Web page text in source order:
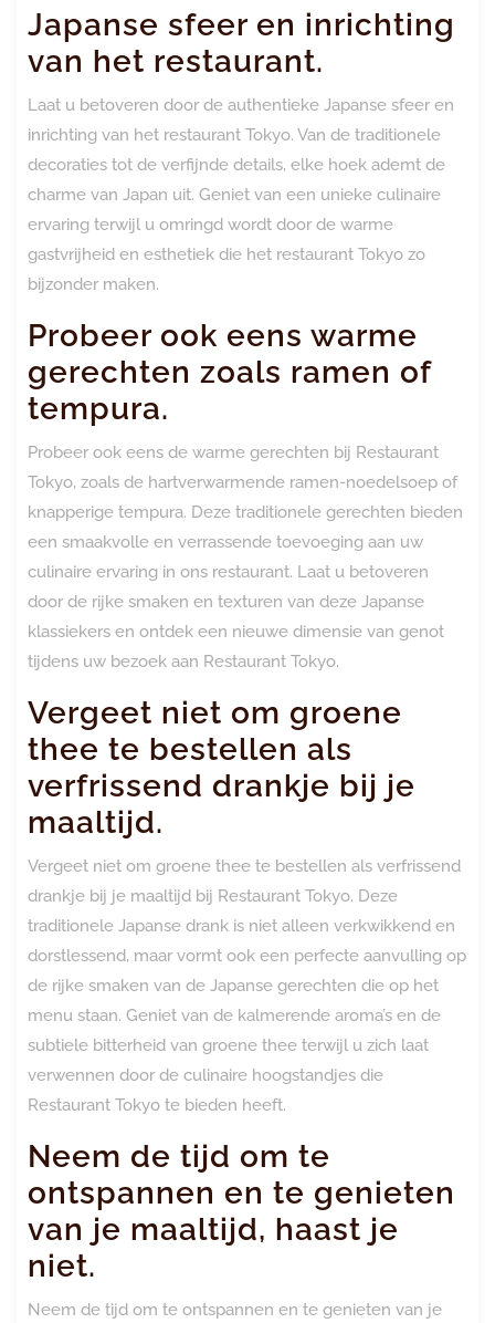
Japanse sfeer en inrichting
van het restaurant.
Laat u betoveren door de authentieke Japanse sfeer en
inrichting van het restaurant Tokyo. Van de traditionele
decoraties tot de verfijnde details, elke hoek ademt de
charme van Japan uit. Geniet van een unieke culinaire
ervaring terwijl u omringd wordt door de warme
gastvrijheid en esthetiek die het restaurant Tokyo zo
bijzonder maken.
Probeer ook eens warme
gerechten zoals ramen of
tempura.
Probeer ook eens de warme gerechten bij Restaurant
Tokyo, zoals de hartverwarmende ramen-noedelsoep of
knapperige tempura. Deze traditionele gerechten bieden
een smaakvolle en verrassende toevoeging aan uw
culinaire ervaring in ons restaurant. Laat u betoveren
door de rijke smaken en texturen van deze Japanse
klassiekers en ontdek een nieuwe dimensie van genot
tijdens uw bezoek aan Restaurant Tokyo.
Vergeet niet om groene
thee te bestellen als
verfrissend drankje bij je
maaltijd.
Vergeet niet om groene thee te bestellen als verfrissend
drankje bij je maaltijd bij Restaurant Tokyo. Deze
traditionele Japanse drank is niet alleen verkwikkend en
dorstlessend, maar vormt ook een perfecte aanvulling op
de rijke smaken van de Japanse gerechten die op het
menu staan. Geniet van de kalmerende aroma’s en de
subtiele bitterheid van groene thee terwijl u zich laat
verwennen door de culinaire hoogstandjes die
Restaurant Tokyo te bieden heeft.
Neem de tijd om te
ontspannen en te genieten
van je maaltijd, haast je
niet.
Neem de tijd om te ontspannen en te genieten van je